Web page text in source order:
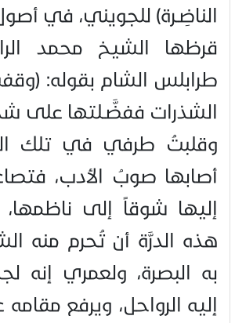
الناضِـرة) للجويني، في
قرظها الشيخ محمد
طرابلس الشام بقوله:
الشذرات ففضَّـلتها على
وقلبتُ طرفي في تلك
أصابها صوبُ الأدب،
إليها شوقاً إلى
هذه الدرَّة أن تُحرم منه
به البصرة، ولعمري إنه
إليه الرواحل، ويرفع